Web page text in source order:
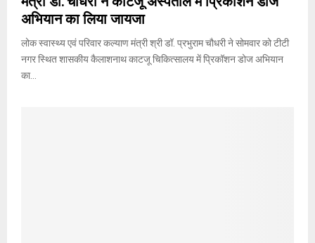
अभियान का लिया जायजा
लोक स्वास्थ्य एवं परिवार कल्याण मंत्री श्री डॉ. प्रभुराम चौधरी ने सोमवार को टीटी
नगर स्थित शासकीय कैलाशनाथ काटजू चिकित्सालय में प्रिकॉशन डोज अभियान
का...